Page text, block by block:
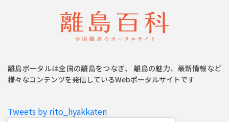
離島ポータルは全国の離島をつなぎ、 離島の魅力、最新情報など
様々なコンテンツを発信しているWebポータルサイトです
Tweets by rito_hyakkaten